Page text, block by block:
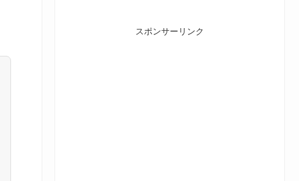
スポンサーリンク